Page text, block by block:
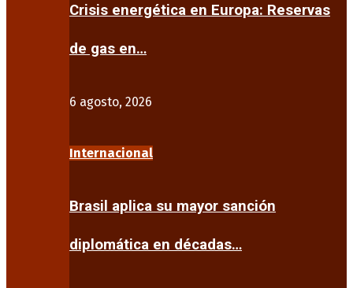
Crisis energética en Europa: Reservas
de gas en…
6 agosto, 2026
Internacional
Brasil aplica su mayor sanción
diplomática en décadas…